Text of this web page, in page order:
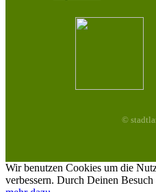
©
Wir benutzen Cookies um die
verbessern. Durch Deinen